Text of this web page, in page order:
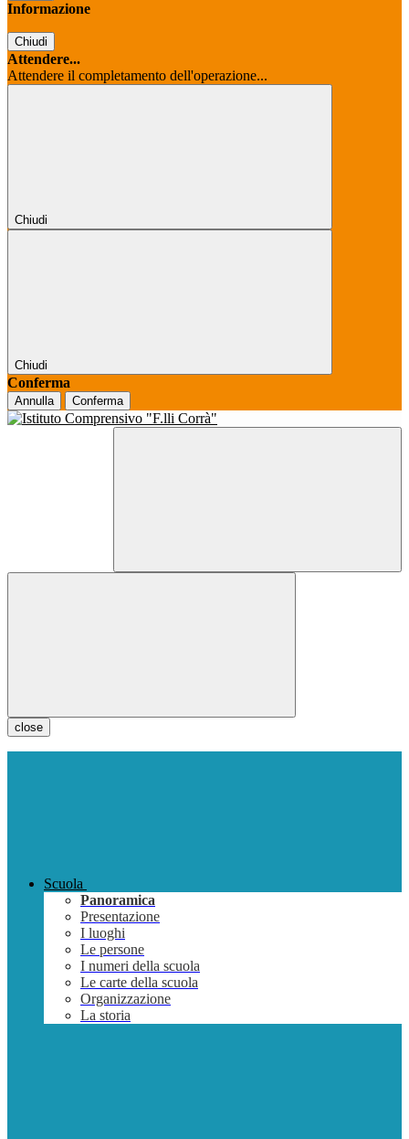
Informazione
Chiudi
Attendere...
Attendere il completamento dell'operazione...
Chiudi
Chiudi
Conferma
Annulla Conferma
close
Scuola
Panoramica
Presentazione
I luoghi
Le persone
I numeri della scuola
Le carte della scuola
Organizzazione
La storia